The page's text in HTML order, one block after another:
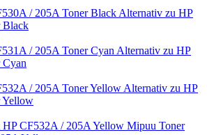
Alternativ zu HP
Black
Alternativ zu HP
Alternativ zu HP
Yellow
Mipuu Toner